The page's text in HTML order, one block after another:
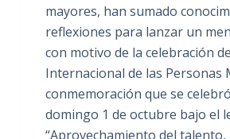
mayores, han sumado
reflexiones para lanzar un
con motivo de la celebración
Internacional de las Personas
conmemoración que se
domingo 1 de octubre bajo el
“Aprovechamiento del talento,